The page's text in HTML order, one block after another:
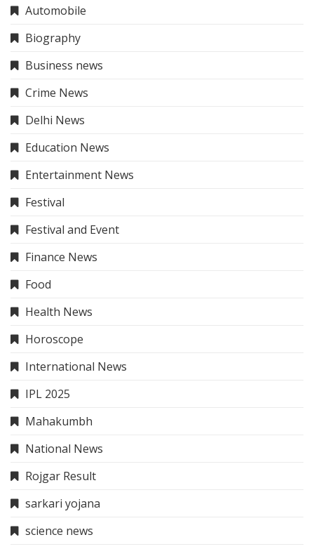
Automobile
Biography
Business news
Crime News
Delhi News
Education News
Entertainment News
Festival
Festival and Event
Finance News
Food
Health News
Horoscope
International News
IPL 2025
Mahakumbh
National News
Rojgar Result
sarkari yojana
science news